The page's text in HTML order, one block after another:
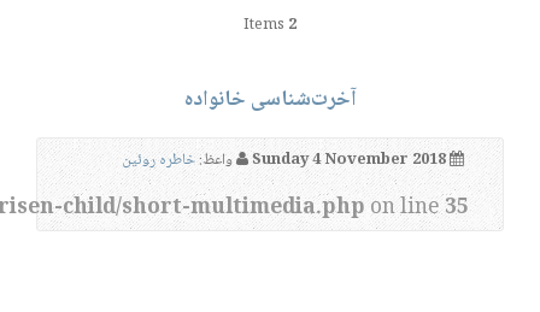
2
آخرت‌شناسی خانواده
Sunday 4 November 2018 واعظ:خاطره روئین
child/short-multimedia.php on line35